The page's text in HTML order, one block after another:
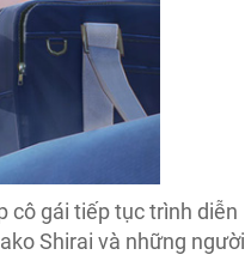
cô gái tiếp tục trình diễn
Shirai và những người